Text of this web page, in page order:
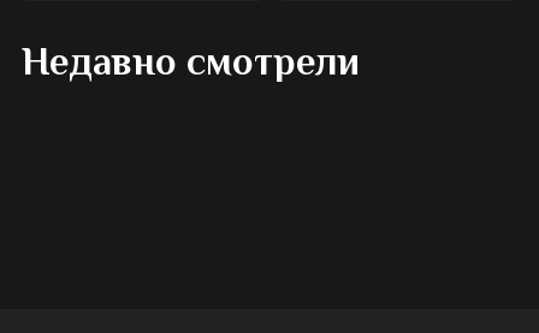
Недавно смотрели